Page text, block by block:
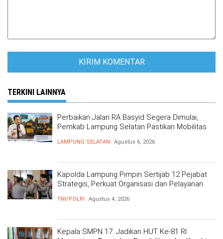
TERKINI LAINNYA
Perbaikan Jalan RA Basyid Segera Dimulai,
Pemkab Lampung Selatan Pastikan Mobilitas
LAMPUNG SELATAN Agustus 6, 2026
Kapolda Lampung Pimpin Sertijab 12 Pejabat
Strategis, Perkuat Organisasi dan Pelayanan
TNI/POLRI Agustus 4, 2026
Kepala SMPN 17: Jadikan HUT Ke-81 RI